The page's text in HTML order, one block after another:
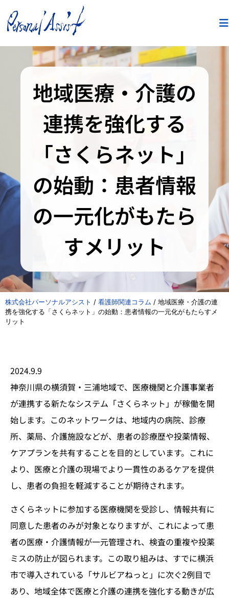
地域医療・介護の
連携を強化する
「さくらネット」
の始動：患者情報
の一元化がもたら
すメリット
株式会社パーソナルアシスト / 看護師関連コラム / 地域医療・介護の連
携を強化する「さくらネット」の始動：患者情報の一元化がもたらすメ
リット
2024.9.9
神奈川県の横須賀・三浦地域で、医療機関と介護事業者
が連携する新たなシステム「さくらネット」が稼働を開
始します。このネットワークは、地域内の病院、診療
所、薬局、介護施設などが、患者の診療歴や投薬情報、
ケアプランを共有することを目的としています。これに
より、医療と介護の現場でより一貫性のあるケアを提供
し、患者の負担を軽減することが期待されます。
さくらネットに参加する医療機関を受診し、情報共有に
同意した患者のみが対象となりますが、これによって患
者の医療・介護情報が一元管理され、検査の重複や投薬
ミスの防止が図られます。この取り組みは、すでに横浜
市で導入されている「サルビアねっと」に次ぐ2例目で
あり、地域全体で医療と介護の連携を強化する動きが広